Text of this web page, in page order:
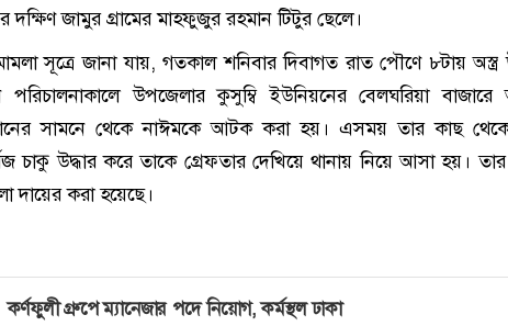
দক্ষিণ জামুর গ্রামের মাহফুজুর রহমান টিটুর ছেলে।
সূত্রে জানা যায়, গতকাল শনিবার দিবাগত রাত পৌণে ৮টায় অস্ত্র
পরিচালনাকালে উপজেলার কুসুম্বি ইউনিয়নের বেলঘরিয়া
সামনে থেকে নাঈমকে আটক করা হয়। এসময় তার কাছ
চাকু উদ্ধার করে তাকে গ্রেফতার দেখিয়ে থানায় নিয়ে আসা হয়। তার
দায়ের করা হয়েছে।
কর্ণফুলী গ্রুপে ম্যানেজার পদে নিয়োগ, কর্মস্থল ঢাকা